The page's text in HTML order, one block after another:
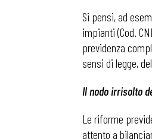
Si pensi, ad
impianti (Cod.
previdenza
sensi di legge,
Il nodo irrisolto
Le riforme
attento a